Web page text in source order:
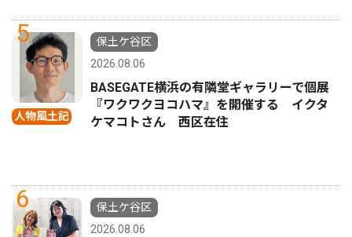
5
人物風土記
保土ケ谷区
2026.08.06
BASEGATE横浜の有隣堂ギャラリーで個展
『ワクワクヨコハマ』を開催する イクタ
ケマコトさん 西区在住
6
保土ケ谷区
2026.08.06